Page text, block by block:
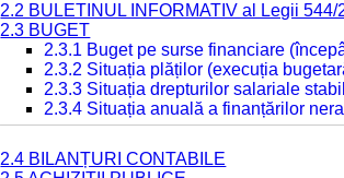
2.2 BULETINUL INFORMATIV al Legii 544/
2.3 BUGET
2.3.1 Buget pe surse financiare
2.3.2 Situația plăților (execuția
2.3.3 Situația drepturilor salariale
2.3.4 Situația anuală a finanțărilor
2.4 BILANȚURI CONTABILE